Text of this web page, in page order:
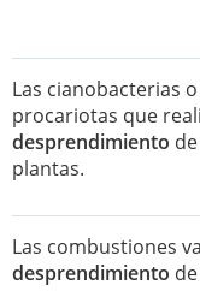
Las cianobacterias
procariotas que
desprendimiento
plantas.
Las combustiones
desprendimiento